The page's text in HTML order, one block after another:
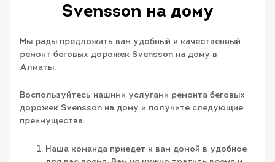
Svensson на дому
Мы рады предложить вам удобный и качественный
ремонт беговых дорожек Svensson на дому в
Алматы.
Воспользуйтесь нашими услугами ремонта беговых
дорожек Svensson на дому и получите следующие
преимущества:
Наша команда приедет к вам домой в удобное